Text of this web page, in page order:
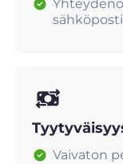
Vaivaton